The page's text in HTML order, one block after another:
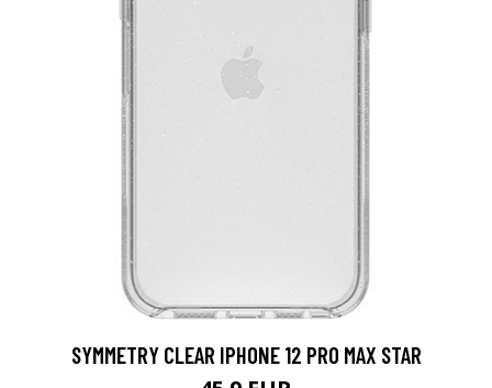
SYMMETRY CLEAR IPHONE 12 PRO MAX STAR